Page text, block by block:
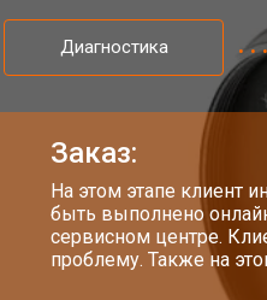
Xiaomi
Xiaomi
Диагностика
Заказ:
На этом этапе клиент
быть выполнено
сервисном центре.
проблему. Также на